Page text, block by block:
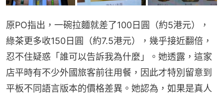
原PO指出，一碗拉麵就差了100日圓（約5港元），
綠茶更多收150日圓（約7.5港元），幾乎接近翻倍，
忍不住疑惑「誰可以告訴我為什麼」。她透露，這家
店平時有不少外國旅客前往用餐，因此才特別留意到
平板不同語言版本的價格差異。她認為，如果是真人